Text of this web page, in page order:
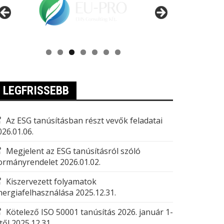
LEGFRISSEBB
Az ESG tanúsításban részt vevők feladatai
Megjelent az ESG tanúsításról szóló
2026.01.02.
Kiszervezett folyamatok
2025.12.31.
Kötelező ISO 50001 tanúsítás 2026. január 1-